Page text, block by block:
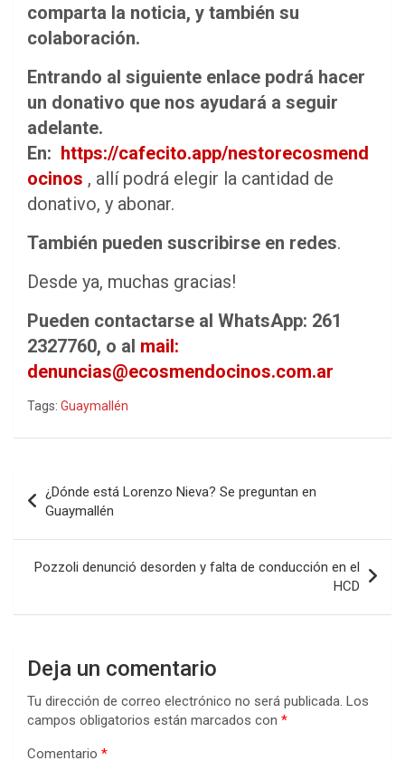
comparta la noticia, y también su
colaboración.
Entrando al siguiente enlace podrá hacer
un donativo que nos ayudará a seguir
adelante.
En: https://cafecito.app/nestorecosmend
ocinos , allí podrá elegir la cantidad de
donativo, y abonar.
También pueden suscribirse en redes.
Desde ya, muchas gracias!
Pueden contactarse al WhatsApp: 261
2327760, o al mail:
denuncias@ecosmendocinos.com.ar
Tags: Guaymallén
de
entradas
¿Dónde está Lorenzo Nieva? Se preguntan en
Guaymallén
Pozzoli denunció desorden y falta de conducción en el
HCD
Deja un comentario
Tu dirección de correo electrónico no será publicada. Los
campos obligatorios están marcados con *
Comentario *